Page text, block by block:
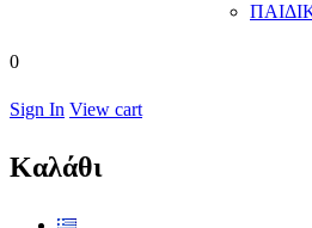
0
Sign In View cart
Καλάθι